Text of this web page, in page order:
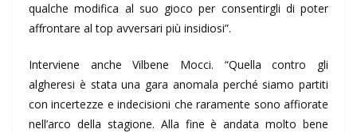
qualche modifica al suo gioco per consentirgli di poter
affrontare al top avversari più insidiosi”.
Interviene anche Vilbene Mocci. “Quella contro gli
algheresi è stata una gara anomala perché siamo partiti
con incertezze e indecisioni che raramente sono affiorate
nell’arco della stagione. Alla fine è andata molto bene